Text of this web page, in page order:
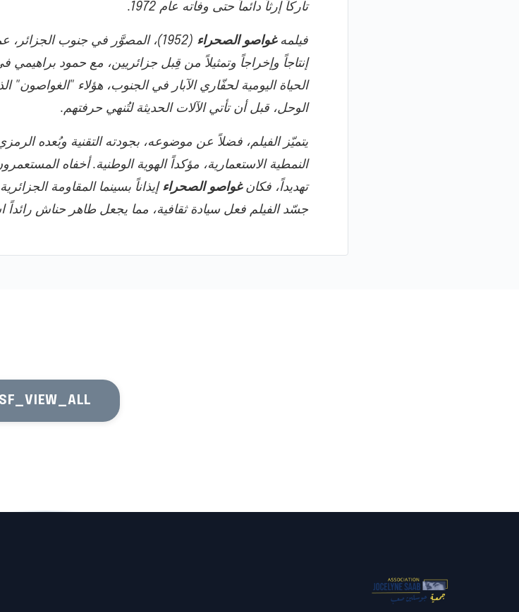
تاركاً إرثاً دائماً حتى وفاته عام 1972.
فيلمهغواصو الصحراء
(1952)، المصوَّر في جنوب
إنتاجاً وإخراجاً وتمثيلاً من قِبل جزائريين، مع حمود براهيمي
الحياة اليومية لحفّاري الآبار في الجنوب، هؤلاء "الغواصون"
الوحل، قبل أن تأتي الآلات الحديثة لتُنهي حرفتهم.
يتميّز الفيلم، فضلاً عن موضوعه، بجودته التقنية وبُعده
النمطية الاستعمارية، مؤكداً الهوية الوطنية. أخفاه
تهديداً، فكانغواصو الصحراء
جسّد الفيلم فعل سيادة ثقافية، مما يجعل طاهر حناش رائداً
SF_VIEW_ALL